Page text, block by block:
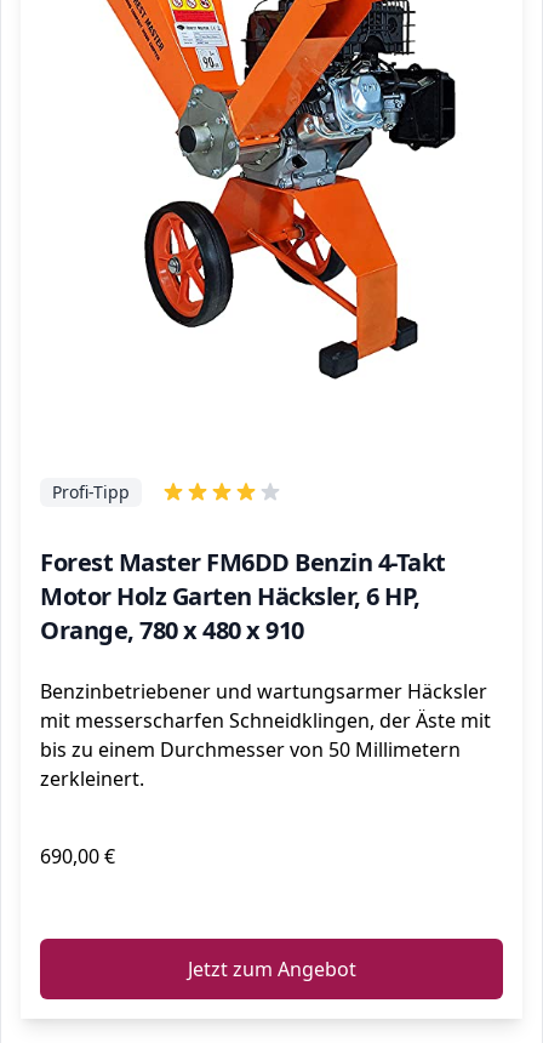
Forest Master FM6DD Benzin 4-Takt
Motor Holz Garten Häcksler, 6 HP,
Orange, 780 x 480 x 910
Profi-Tipp
Benzinbetriebener und wartungsarmer Häcksler
mit messerscharfen Schneidklingen, der Äste mit
bis zu einem Durchmesser von 50 Millimetern
zerkleinert.
690,00 €
Jetzt zum Angebot